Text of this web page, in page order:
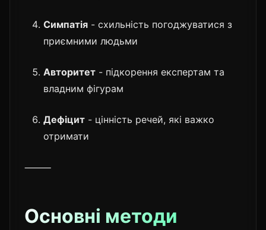
Симпатія - схильність погоджуватися з
приємними людьми
Авторитет - підкорення експертам та
владним фігурам
Дефіцит - цінність речей, які важко
отримати
⸻
Основні методи